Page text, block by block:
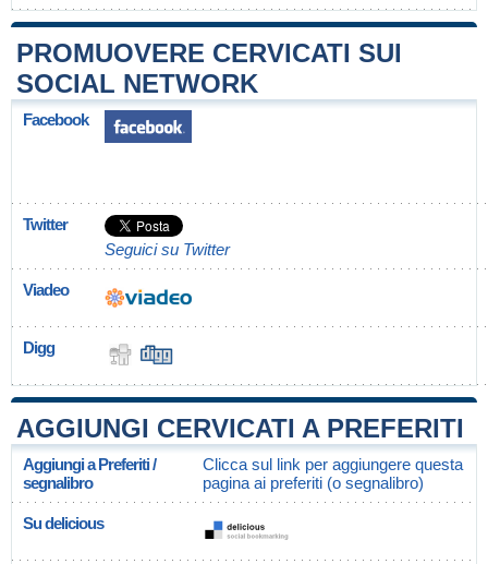
PROMUOVERE CERVICATI SUI
SOCIAL NETWORK
Facebook
Twitter
Seguici su Twitter
Viadeo
Digg
AGGIUNGI CERVICATI A PREFERITI
Aggiungi a Preferiti /
segnalibro
Clicca sul link per aggiungere questa
pagina ai preferiti (o segnalibro)
Su delicious